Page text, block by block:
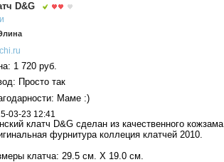
D&G
1 720 руб.
Просто так
Маме :)
03-23 12:41
клатч D&G сделан из качественного кожзама
фурнитура коллеция клатчей 2010.
клатча: 29.5 см. Х 19.0 см.